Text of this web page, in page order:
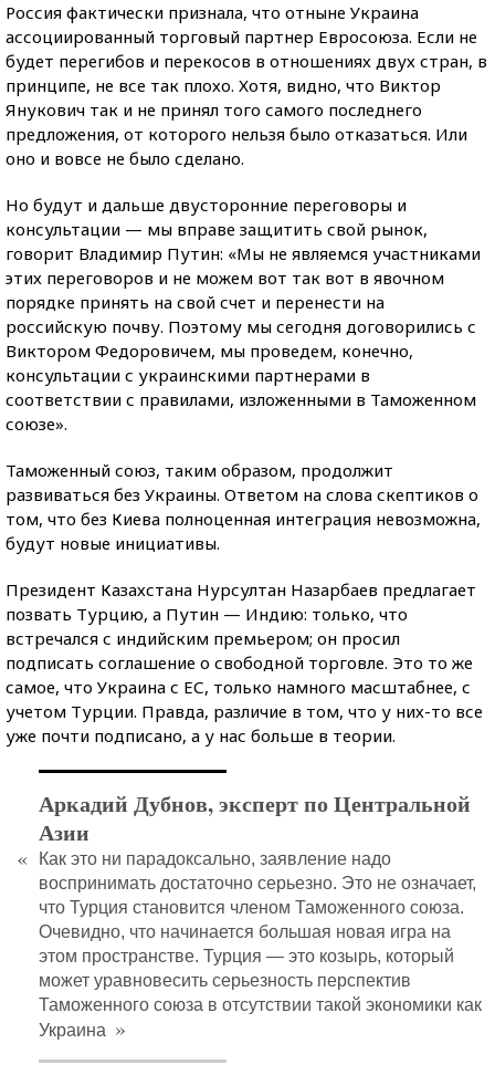
Россия фактически признала, что отныне Украина
ассоциированный торговый партнер Евросоюза. Если не
будет перегибов и перекосов в отношениях двух стран, в
принципе, не все так плохо. Хотя, видно, что Виктор
Янукович так и не принял того самого последнего
предложения, от которого нельзя было отказаться. Или
оно и вовсе не было сделано.
Но будут и дальше двусторонние переговоры и
консультации — мы вправе защитить свой рынок,
говорит Владимир Путин: «Мы не являемся участниками
этих переговоров и не можем вот так вот в явочном
порядке принять на свой счет и перенести на
российскую почву. Поэтому мы сегодня договорились с
Виктором Федоровичем, мы проведем, конечно,
консультации с украинскими партнерами в
соответствии с правилами, изложенными в Таможенном
союзе».
Таможенный союз, таким образом, продолжит
развиваться без Украины. Ответом на слова скептиков о
том, что без Киева полноценная интеграция невозможна,
будут новые инициативы.
Президент Казахстана Нурсултан Назарбаев предлагает
позвать Турцию, а Путин — Индию: только, что
встречался с индийским премьером; он просил
подписать соглашение о свободной торговле. Это то же
самое, что Украина с ЕС, только намного масштабнее, с
учетом Турции. Правда, различие в том, что у них-то все
уже почти подписано, а у нас больше в теории.
Аркадий Дубнов, эксперт по Центральной
Азии
«
Как это ни парадоксально, заявление надо
воспринимать достаточно серьезно. Это не означает,
что Турция становится членом Таможенного союза.
Очевидно, что начинается большая новая игра на
этом пространстве. Турция — это козырь, который
может уравновесить серьезность перспектив
Таможенного союза в отсутствии такой экономики как
Украина »